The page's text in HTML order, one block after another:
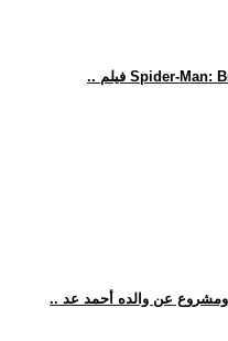
ومشروع عن والده أحمد عد